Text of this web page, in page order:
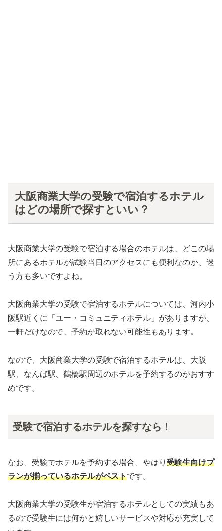
大阪商業大学の受験で宿泊するホテル
はどの場所で探すといい？
大阪商業大学の受験で宿泊する場合のホテルは、どこの場
所にあるホテルが試験当日のアクセスにも便利なのか、迷
う方も多いですよね。
大阪商業大学の受験で宿泊するホテルについては、河内小
阪駅近くに「ユー・コミュニティホテル」がありますが、
一軒だけなので、予約が取れない可能性もあります。
なので、大阪商業大学の受験で宿泊するホテルは、大阪
駅、なんば駅、鶴橋駅周辺のホテルを予約するのがおすす
めです。
受験で宿泊するホテルを探すなら！
なお、受験でホテルを予約する場合、やはり 受験生向けプ
ランが揃っているホテルがベストです。
大阪商業大学の受験生が宿泊するホテルとしての実績もあ
るので受験生には何かと嬉しいサービスや対応が充実して